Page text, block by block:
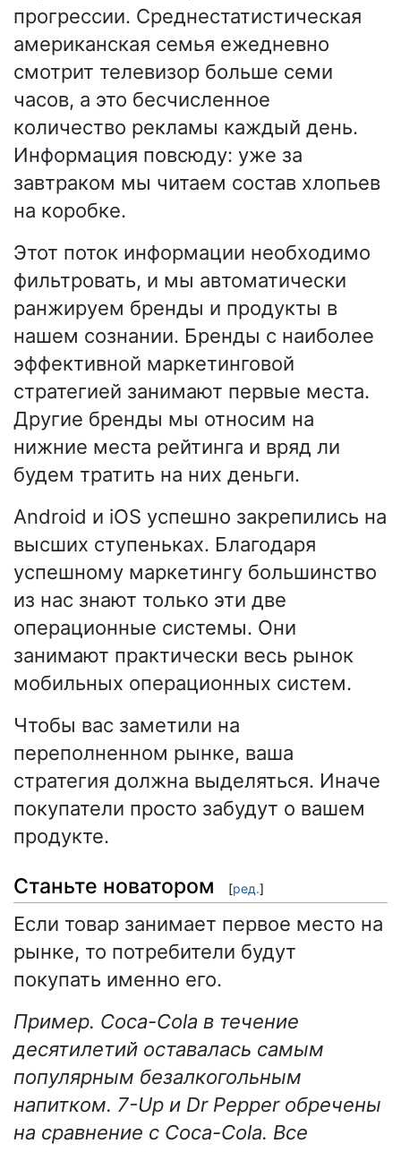
прогрессии. Среднестатистическая
американская семья ежедневно
смотрит телевизор больше семи
часов, а это бесчисленное
количество рекламы каждый день.
Информация повсюду: уже за
завтраком мы читаем состав хлопьев
на коробке.
Этот поток информации необходимо
фильтровать, и мы автоматически
ранжируем бренды и продукты в
нашем сознании. Бренды с наиболее
эффективной маркетинговой
стратегией занимают первые места.
Другие бренды мы относим на
нижние места рейтинга и вряд ли
будем тратить на них деньги.
Android и iOS успешно закрепились на
высших ступеньках. Благодаря
успешному маркетингу большинство
из нас знают только эти две
операционные системы. Они
занимают практически весь рынок
мобильных операционных систем.
Чтобы вас заметили на
переполненном рынке, ваша
стратегия должна выделяться. Иначе
покупатели просто забудут о вашем
продукте.
Станьте новатором [ред.]
Если товар занимает первое место на
рынке, то потребители будут
покупать именно его.
Пример. Coca-Cola в течение
десятилетий оставалась самым
популярным безалкогольным
напитком. 7-Up и Dr Pepper обречены
на сравнение с Coca-Cola. Все